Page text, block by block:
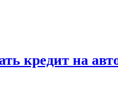
кредит на